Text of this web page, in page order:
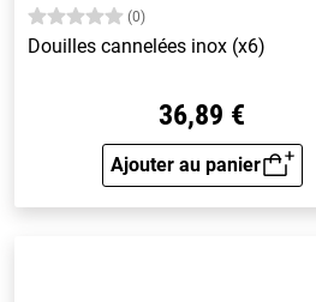
(0)
Douilles cannelées inox (x6)
36,89 €
Ajouter au panier
Aperçu rapide